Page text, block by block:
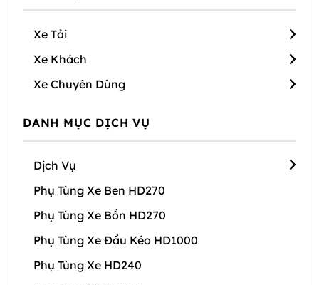
Xe Tải
Xe Khách
Xe Chuyên Dùng
DANH MỤC DỊCH VỤ
Dịch Vụ
Phụ Tùng Xe Ben HD270
Phụ Tùng Xe Bồn HD270
Phụ Tùng Xe Đầu Kéo HD1000
Phụ Tùng Xe HD240